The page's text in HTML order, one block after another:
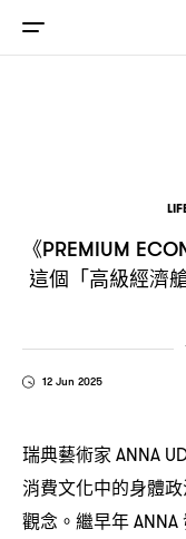
《PREMIUM
這個「高級經濟
12 Jun 2025
瑞典藝術家 ANNA
消費文化中的身體
觀念。繼早年ANNA
PREMIUM